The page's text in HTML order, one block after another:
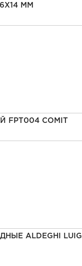
ММ
FPT004 COMIT
ALDEGHI LUIGI